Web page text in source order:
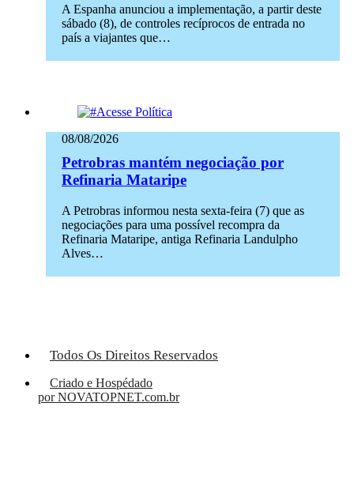
A Espanha anunciou a implementação, a partir deste
sábado (8), de controles recíprocos de entrada no
país a viajantes que…
08/08/2026
Petrobras mantém negociação por
Refinaria Mataripe
A Petrobras informou nesta sexta-feira (7) que as
negociações para uma possível recompra da
Refinaria Mataripe, antiga Refinaria Landulpho
Alves…
Todos Os Direitos Reservados
Criado e Hospédado
por NOVATOPNET.com.br